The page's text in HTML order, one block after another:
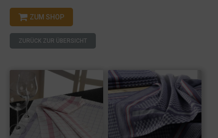
ZUM SHOP
ZURÜCK ZUR ÜBERSICHT